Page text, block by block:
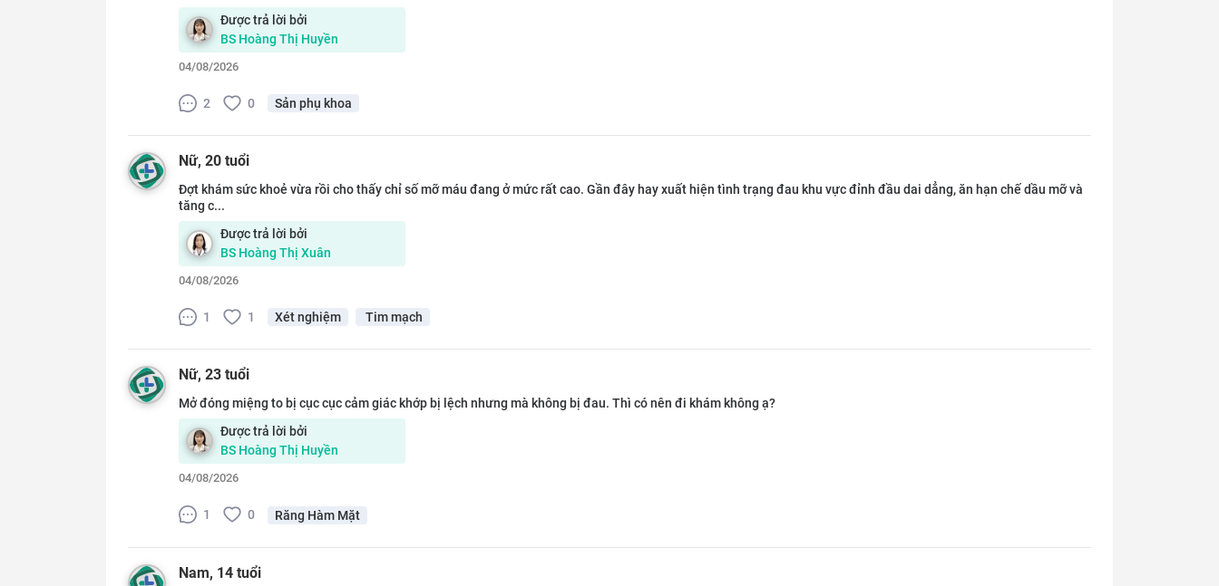
Được trả lời bởi
BS Hoàng Thị Huyền
04/08/2026
2 0 Sản phụ khoa
Nữ, 20 tuổi
Đợt khám sức khoẻ vừa rồi cho thấy chỉ số mỡ máu đang ở mức rất cao. Gần đây hay xuất hiện tình trạng đau khu vực đỉnh đầu dai dẳng, ăn hạn chế dầu mỡ và
tăng c...
Được trả lời bởi
BS Hoàng Thị Xuân
04/08/2026
1 1 Xét nghiệm Tim mạch
Nữ, 23 tuổi
Mở đóng miệng to bị cục cục cảm giác khớp bị lệch nhưng mà không bị đau. Thì có nên đi khám không ạ?
Được trả lời bởi
BS Hoàng Thị Huyền
04/08/2026
1 0 Răng Hàm Mặt
Nam, 14 tuổi